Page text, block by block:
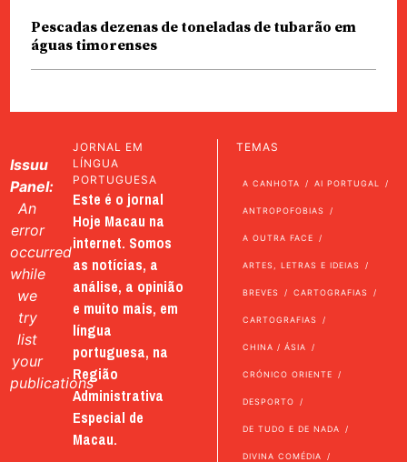
Pescadas dezenas de toneladas de tubarão em
águas timorenses
Issuu
Panel:
An
error
occurred
while
we
try
list
your
publications
JORNAL EM
LÍNGUA
PORTUGUESA
Este é o jornal
Hoje Macau na
internet. Somos
as notícias, a
análise, a opinião
e muito mais, em
língua
portuguesa, na
Região
Administrativa
Especial de
Macau.
TEMAS
A CANHOTA AI PORTUGAL
ANTROPOFOBIAS
A OUTRA FACE
ARTES, LETRAS E IDEIAS
BREVES CARTOGRAFIAS
CARTOGRAFIAS
CHINA / ÁSIA
CRÓNICO ORIENTE
DESPORTO
DE TUDO E DE NADA
DIVINA COMÉDIA